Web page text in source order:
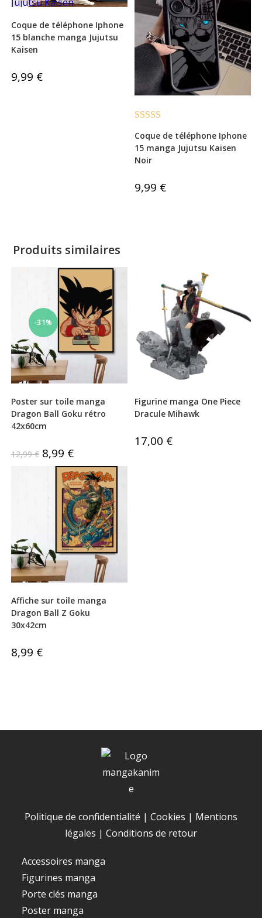
Coque de téléphone Iphone
15 blanche manga Jujutsu
Kaisen
9,99 €
sur 5
Coque de téléphone Iphone
15 manga Jujutsu Kaisen
Noir
9,99 €
Produits similaires
-31%
Poster sur toile manga
Dragon Ball Goku rétro
42x60cm
12,99€ Le
prix
initial
était :
12,99 €.
8,99 €Le
prix
actuel
est :
8,99 €.
Figurine manga One Piece
Dracule Mihawk
17,00 €
Affiche sur toile manga
Dragon Ball Z Goku
30x42cm
8,99 €
Politique de confidentialité | Cookies | Mentions
légales | Conditions de retour
Accessoires manga
Figurines manga
Porte clés manga
Poster manga